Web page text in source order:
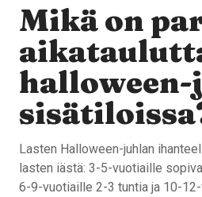
Mikä on
Lasten Halloween-juhlan
lasten iästä: 3-5-vuotiaille
6-9-vuotiaille 2-3 tuntia ja 10-